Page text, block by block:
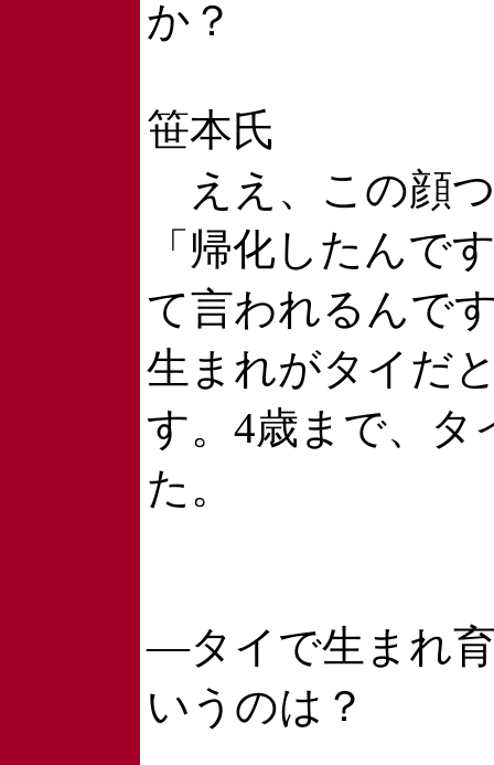
か？
笹本氏
ええ、この顔
「帰化したんで
て言われるんで
生まれがタイだ
す。4歳まで、タ
た。
―タイで生まれ
いうのは？